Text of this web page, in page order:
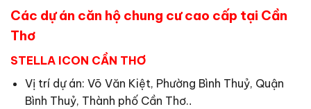
Các dự án căn hộ chung cư cao cấp tại Cần
Thơ
STELLA ICON CẦN THƠ
Vị trí dự án: Võ Văn Kiệt, Phường Bình Thuỷ, Quận
Bình Thuỷ, Thành phố Cần Thơ..